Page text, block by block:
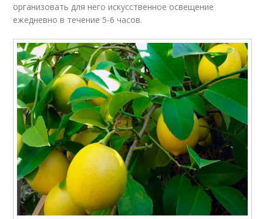
организовать для него искусственное освещение
ежедневно в течение 5-6 часов.